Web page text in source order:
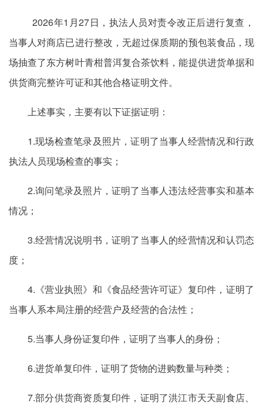
2026年1月27日，执法人员对责令改正后进行复查，
当事人对商店已进行整改，无超过保质期的预包装食品，现
场抽查了东方树叶青柑普洱复合茶饮料，能提供进货单据和
供货商完整许可证和其他合格证明文件。
上述事实，主要有以下证据证明：
1.现场检查笔录及照片，证明了当事人经营情况和行政
执法人员现场检查的事实；
2.询问笔录及照片，证明了当事人违法经营事实和基本
情况；
3.经营情况说明书，证明了当事人的经营情况和认罚态
度；
4.《营业执照》和《食品经营许可证》复印件，证明了
当事人系本局注册的经营户及经营的合法性；
5.当事人身份证复印件，证明了当事人的身份；
6.进货单复印件，证明了货物的进购数量与种类；
7.部分供货商资质复印件，证明了洪江市天天副食店、